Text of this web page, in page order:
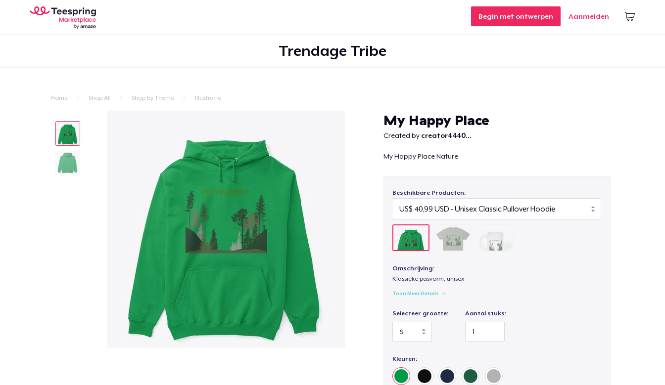
Begin met ontwerpen Aanmelden
Trendage Tribe
Home Shop All Shop by Theme Illustratie
My Happy Place
Created by creator4440...
My Happy Place Nature
Beschikbare Producten:
Omschrijving:
Klassieke pasvorm, unisex
Toon Meer Details
Selecteer grootte: Aantal stuks:
Kleuren: